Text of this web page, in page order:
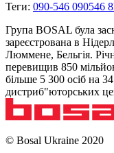
Теги: 090-546 090546
Група BOSAL була
зареєстрована в
Люммене, Бельгія.
перевищив 850
більше 5 300 осіб на
дистриб"юторських
© Bosal Ukraine 2020